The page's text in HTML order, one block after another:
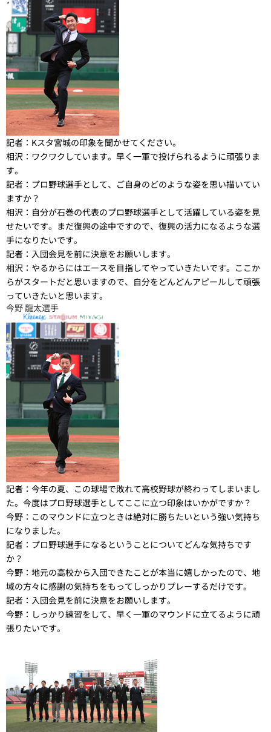
記者： Kスタ宮城の印象を聞かせてください。
相沢： ワクワクしています。早く一軍で投げられるように頑張りま
す。
記者： プロ野球選手として、ご自身のどのような姿を思い描いてい
ますか？
相沢： 自分が石巻の代表のプロ野球選手として活躍している姿を見
せたいです。まだ復興の途中ですので、復興の活力になるような選
手になりたいです。
記者： 入団会見を前に決意をお願いします。
相沢： やるからにはエースを目指してやっていきたいです。ここか
らがスタートだと思いますので、自分をどんどんアピールして頑張
っていきたいと思います。
今野 龍太選手
記者： 今年の夏、この球場で敗れて高校野球が終わってしまいまし
た。今度はプロ野球選手としてここに立つ印象はいかがですか？
今野： このマウンドに立つときは絶対に勝ちたいという強い気持ち
になりました。
記者： プロ野球選手になるということについてどんな気持ちです
か？
今野： 地元の高校から入団できたことが本当に嬉しかったので、地
域の方々に感謝の気持ちをもってしっかりプレーするだけです。
記者： 入団会見を前に決意をお願いします。
今野： しっかり練習をして、早く一軍のマウンドに立てるように頑
張りたいです。